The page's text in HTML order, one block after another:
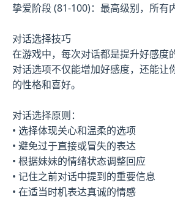
挚爱阶段 (81-100)：最高级别，所有
对话选择技巧
在游戏中，每次对话都是提升好感度
对话选项不仅能增加好感度，还能让
的性格和喜好。
对话选择原则：
• 选择体现关心和温柔的选项
• 避免过于直接或冒失的表达
• 根据妹妹的情绪状态调整回应
• 记住之前对话中提到的重要信息
• 在适当时机表达真诚的情感